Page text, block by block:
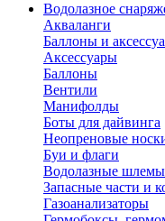
Водолазное
Акваланги
Баллоны и
Аксессуары
Баллоны
Вентили
Манифолды
Боты для дайвинга
Неопреновые
Буи и флаги
Водолазные шлемы
Запасные части и
Газоанализаторы